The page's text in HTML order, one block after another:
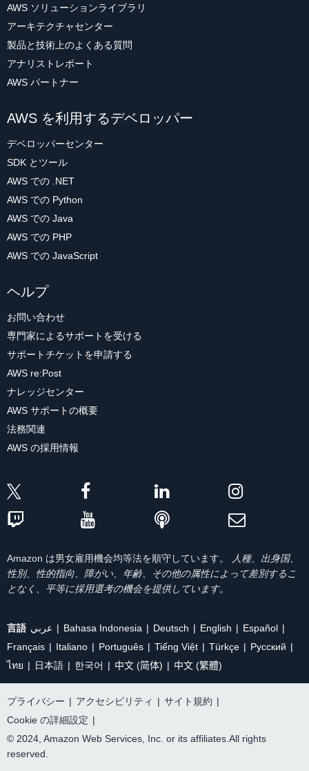
AWS ソリューションライブラリ
アーキテクチャセンター
製品と技術上のよくある質問
アナリストレポート
AWS パートナー
AWS を利用するデベロッパー
デベロッパーセンター
SDK とツール
AWS での .NET
AWS での Python
AWS での Java
AWS での PHP
AWS での JavaScript
ヘルプ
お問い合わせ
専門家によるサポートを受ける
サポートチケットを申請する
AWS re:Post
ナレッジセンター
AWS サポートの概要
法務関連
AWS の採用情報
Amazon は男女雇用機会均等法を順守しています。
人種、出身国、
性別、性的指向、障がい、年齢、その他の属性によって差別するこ
となく、平等に採用選考の機会を提供しています。
言語 عربي Bahasa Indonesia Deutsch English
Español
Français
Italiano Português Tiếng Việt Türkçe
Ρусский
ไทย
日本語 한국어 中文 (简体) 中文 (繁體)
プライバシー | アクセシビリティ | サイト規約 |
Cookie の詳細設定 |
© 2024, Amazon Web Services, Inc. or its affiliates.All rights
reserved.